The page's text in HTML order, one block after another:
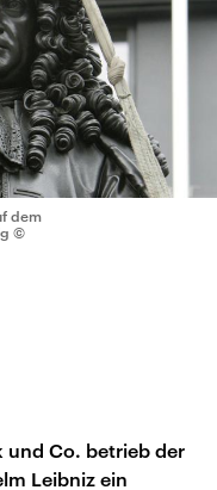
dem
©
und Co. betrieb der
Leibniz ein